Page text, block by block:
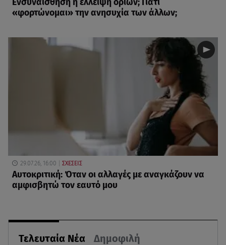
Τελευταία Νέα Δημοφιλή
Eνσυναίσθηση ή έλλειψη ορίων; Γιατί
«φορτώνομαι» την ανησυχία των άλλων;
29.07.26, 16:00 ΣΧΕΣΕΙΣ
Αυτοκριτική: Όταν οι αλλαγές με αναγκάζουν να
αμφισβητώ τον εαυτό μου